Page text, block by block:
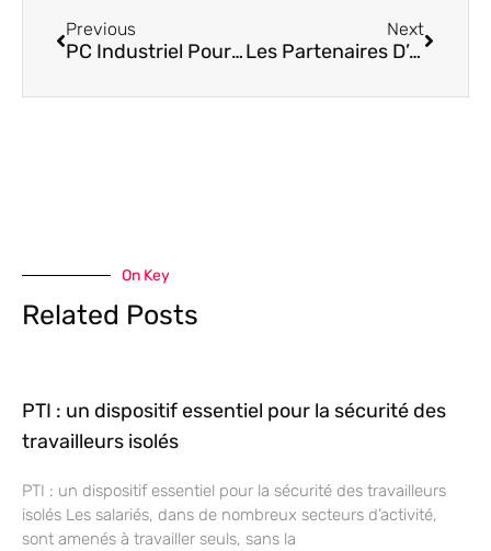
Previous
PC Industriel Pour Votre Infrastructure De Sécurité
Next
Les Partenaires D’abord !
On Key
Related Posts
PTI : un dispositif essentiel pour la sécurité des
travailleurs isolés
PTI : un dispositif essentiel pour la sécurité des travailleurs
isolés Les salariés, dans de nombreux secteurs d’activité,
sont amenés à travailler seuls, sans la